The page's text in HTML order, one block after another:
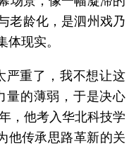
龄化，是泗州戏乃
现实。
严重了，我不想让这
量的薄弱，于是决心
，他考入华北科技学
他传承思路革新的关